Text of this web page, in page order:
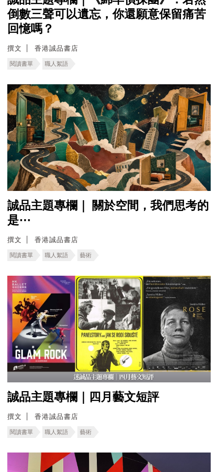
倒數三聲可以遺忘，你還願意保留痛苦
回憶嗎？
撰文 香港誠品書店
閱讀書單 職人絮語
誠品主題專欄｜ ​關於空間，我們思考的
是⋯
撰文 香港誠品書店
閱讀書單 職人絮語 藝術
誠品主題專欄｜四月藝文短評
撰文 香港誠品書店
閱讀書單 職人絮語 藝術